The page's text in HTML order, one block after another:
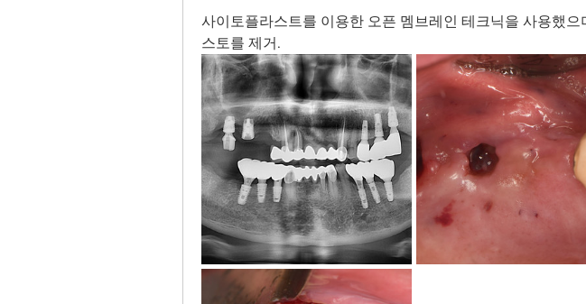
사이토플라스트를 이용한 오픈 멤브레인 테크닉을 사용했으
스토를 제거.